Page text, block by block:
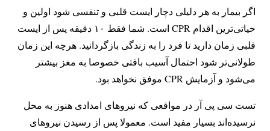
اگر بیمار به هر دلیلی دچار ایست قلبی و تنفسی شود اولین و
حیاتی‌ترین اقدام CPR است. شما فقط ۱۰ دقیقه پس از ایست
قلبی زمان دارید تا فرد را به زندگی بازگردانید. هرچه این زمان
طولانی‌تر شود احتمال آسیب بافتی خصوصا به مغز بیشتر
می‌شود و آزمایش CPR موفق نخواهد بود.
تست سی پی آر در مواقعی که نیرو‌های امدادی هنوز به محل
نرسیده‌اند بسیار مفید است. معمولا پس از رسیدن نیروهای